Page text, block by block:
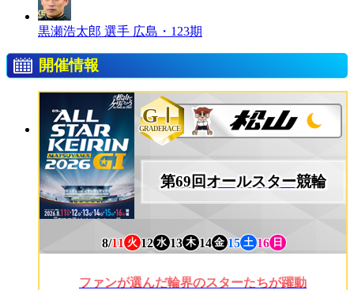
黒瀬浩太郎 選手 広島・123期
開催情報
GⅠ
GRADERACE
第69回オールスター競輪
8/11 火 12 水 13 木 14 金 15 土 16 日
ファンが選んだ輪界のスターたちが躍動